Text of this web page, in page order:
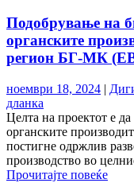
Подобрување на
органските
регион БГ-МК
ноември 18, 2024 |
дланка
Целта на проектот е
органските
постигне одржлив
производство во
Прочитајте повеќе